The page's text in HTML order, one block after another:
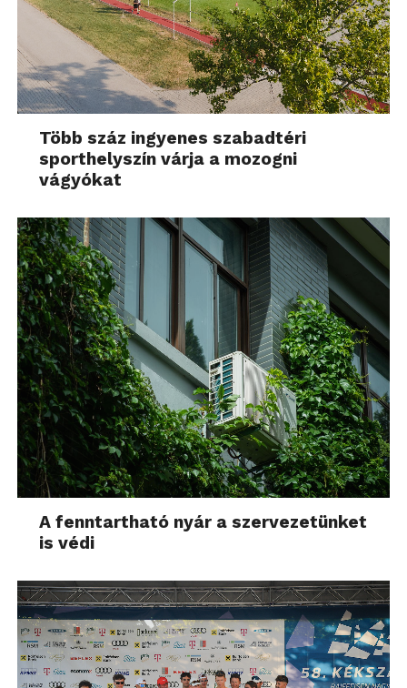
Több száz ingyenes szabadtéri
sporthelyszín várja a mozogni
vágyókat
A fenntartható nyár a szervezetünket
is védi